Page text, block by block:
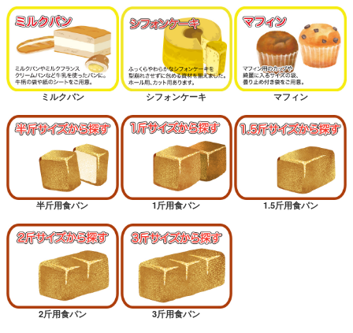
ミルクパン シフォンケーキ マフィン
半斤用食パン 1斤用食パン 1.5斤用食パン
2斤用食パン 3斤用食パン